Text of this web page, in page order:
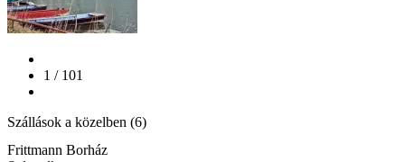
1 / 101
Szállások a közelben (6)
Frittmann Borház